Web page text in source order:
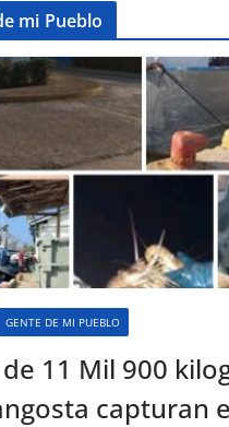
mi Pueblo
GENTE DE MI PUEBLO
11 Mil 900
capturan